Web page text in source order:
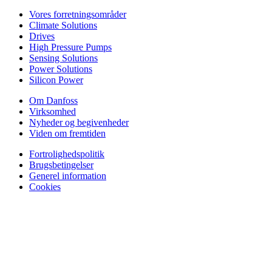
Vores forretningsområder
Climate Solutions
Drives
High Pressure Pumps
Sensing Solutions
Power Solutions
Silicon Power
Om Danfoss
Virksomhed
Nyheder og begivenheder
Viden om fremtiden
Fortrolighedspolitik
Brugsbetingelser
Generel information
Cookies